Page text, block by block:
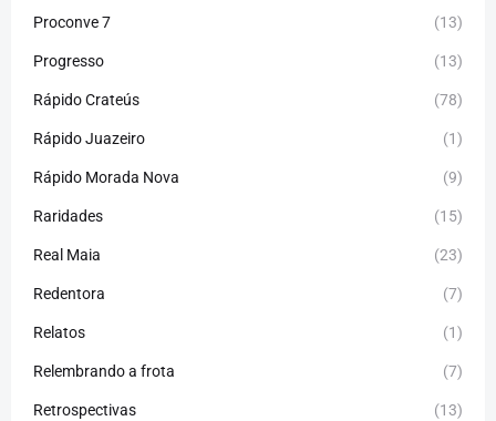
Proconve 7 (13)
Progresso (13)
Rápido Crateús (78)
Rápido Juazeiro (1)
Rápido Morada Nova (9)
Raridades (15)
Real Maia (23)
Redentora (7)
Relatos (1)
Relembrando a frota (7)
Retrospectivas (13)